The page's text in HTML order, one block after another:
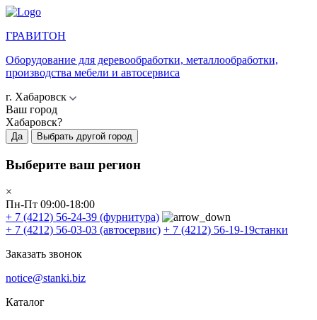
ГРАВИТОН
Оборудование для деревообработки, металлообработки,
производства мебели и автосервиса
г. Хабаровск
Ваш город
Хабаровск?
Да Выбрать другой город
Выберите ваш регион
×
Пн-Пт 09:00-18:00
+ 7 (4212) 56-24-39 (фурнитура)
+ 7 (4212) 56-03-03 (автосервис) + 7 (4212) 56-19-19станки
Заказать звонок
notice@stanki.biz
Каталог